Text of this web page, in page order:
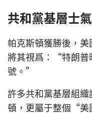
共和黨基層士
帕克斯頓獲勝後，
將其視爲：“特朗普
號。”
許多共和黨基層組
頓，更屬于整個“美